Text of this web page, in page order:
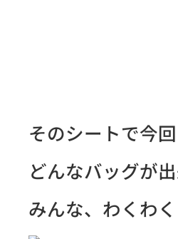
そのシートで今
どんなバッグが
みんな、わくわ